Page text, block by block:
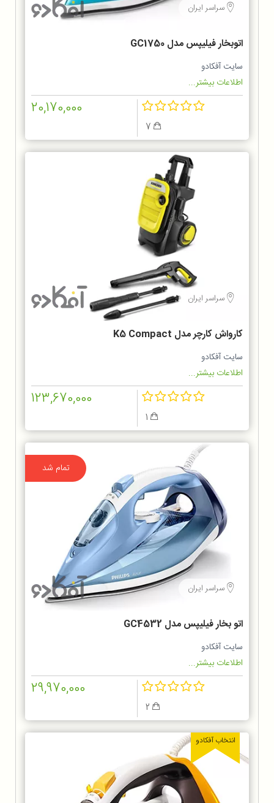
سراسر ایران
اتوبخار فیلیپس مدل GC1750
سایت آفکادو
اطلاعات بیشتر...
20,170,000
سراسر ایران
کارواش کارچر مدل K5 Compact
سایت آفکادو
اطلاعات بیشتر...
123,670,000
تمام شد
سراسر ایران
اتو بخار فیلیپس مدل GC4532
سایت آفکادو
اطلاعات بیشتر...
29,970,000
انتخاب آفکادو